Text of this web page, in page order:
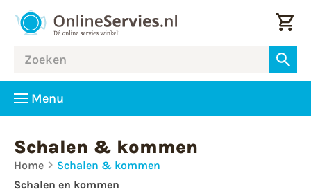
Menu
Schalen & kommen
Home
Schalen & kommen
Schalen en kommen